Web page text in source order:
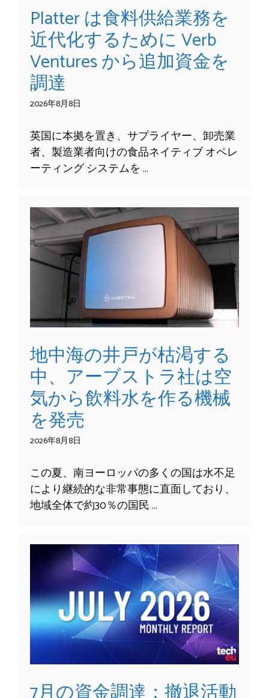
Platter は食料供給業務を
近代化するために Verb
Ventures から追加資金を
調達
2026年8月8日
英国に本拠を置き、サプライヤー、卸売業
者、製造業者向けの食品ネイティブ オペレ
ーティング システムを …
地中海の井戸が枯渇する
中、アーブストラ社は空
気から飲料水を作る機械
を発売
2026年8月8日
この夏、南ヨーロッパの多くの国は水不足
により継続的な非常事態に直面しており、
地域全体で約30％の国民 …